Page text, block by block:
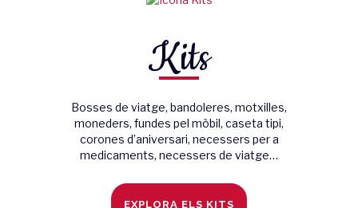
Kits
Bosses de viatge, bandoleres, motxilles,
moneders, fundes pel mòbil, caseta tipi,
corones d’aniversari, necessers per a
medicaments, necessers de viatge…
EXPLORA ELS KITS